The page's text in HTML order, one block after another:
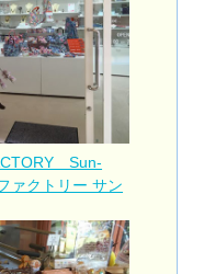
Sun-
ァクトリー サン